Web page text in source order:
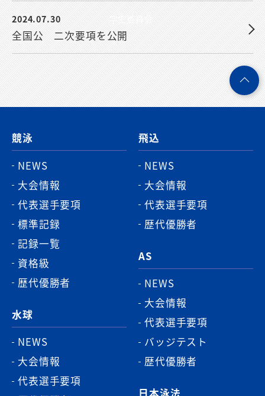
2024.07.30 学生委員会
全国公 二次要項を公開
競泳
NEWS
大会情報
代表選手要項
標準記録
記録一覧
資格級
歴代優勝者
水球
NEWS
大会情報
代表選手要項
飛込
NEWS
大会情報
代表選手要項
歴代優勝者
AS
NEWS
大会情報
代表選手要項
バッジテスト
歴代優勝者